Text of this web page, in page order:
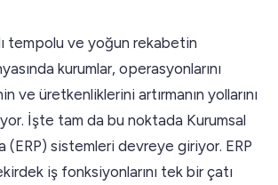
tempolu ve yoğun rekabetin
kurumlar, operasyonlarını
ve üretkenliklerini artırmanın yollarını
İşte tam da bu noktada Kurumsal
(ERP) sistemleri devreye giriyor. ERP
iş fonksiyonlarını tek bir çatı